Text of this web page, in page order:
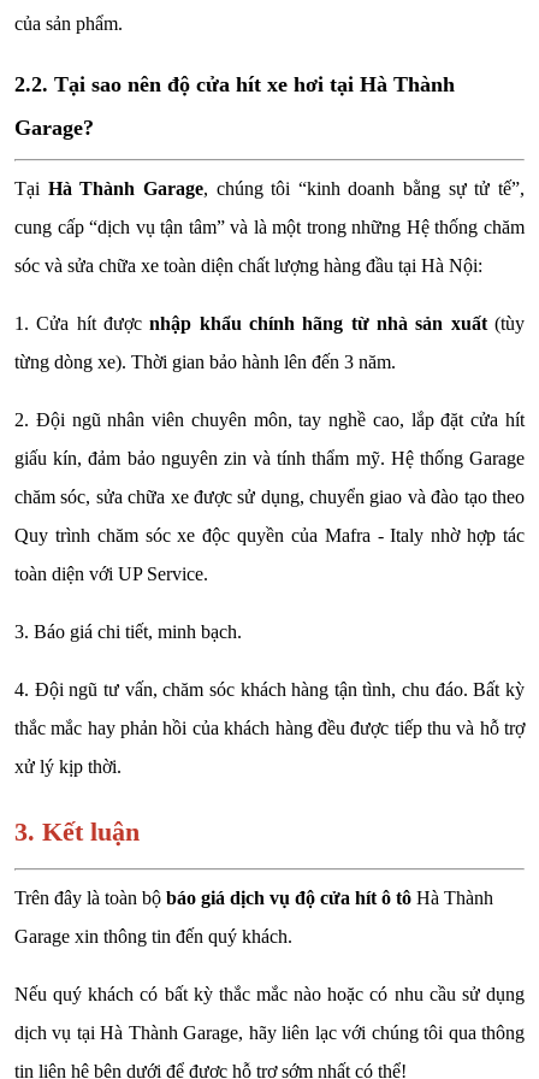
của sản phẩm.
2.2. Tại sao nên độ cửa hít xe hơi tại Hà Thành
Garage?
Tại Hà Thành Garage, chúng tôi “kinh doanh bằng sự tử tế”,
cung cấp “dịch vụ tận tâm” và là một trong những Hệ thống chăm
sóc và sửa chữa xe toàn diện chất lượng hàng đầu tại Hà Nội:
1. Cửa hít đượcnhập khẩu chính hãng từ nhà sản xuất(tùy
từng dòng xe). Thời gian bảo hành lên đến 3 năm.
2. Đội ngũ nhân viên chuyên môn, tay nghề cao, lắp đặt cửa hít
giấu kín, đảm bảo nguyên zin và tính thẩm mỹ. Hệ thống Garage
chăm sóc, sửa chữa xe được sử dụng, chuyển giao và đào tạo theo
Quy trình chăm sóc xe độc quyền của Mafra - Italy nhờ hợp tác
toàn diện với UP Service.
3. Báo giá chi tiết, minh bạch.
4. Đội ngũ tư vấn, chăm sóc khách hàng tận tình, chu đáo. Bất kỳ
thắc mắc hay phản hồi của khách hàng đều được tiếp thu và hỗ trợ
xử lý kịp thời.
3. Kết luận
Trên đây là toàn bộ báo giá dịch vụ độ cửa hít ô tô Hà Thành
Garage xin thông tin đến quý khách.
Nếu quý khách có bất kỳ thắc mắc nào hoặc có nhu cầu sử dụng
dịch vụ tại Hà Thành Garage, hãy liên lạc với chúng tôi qua thông
tin liên hệ bên dưới để được hỗ trợ sớm nhất có thể!